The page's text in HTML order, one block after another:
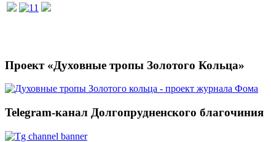
Проект «Духовные тропы Золотого Кольца»
Telegram-канал Долгопрудненского благочиния